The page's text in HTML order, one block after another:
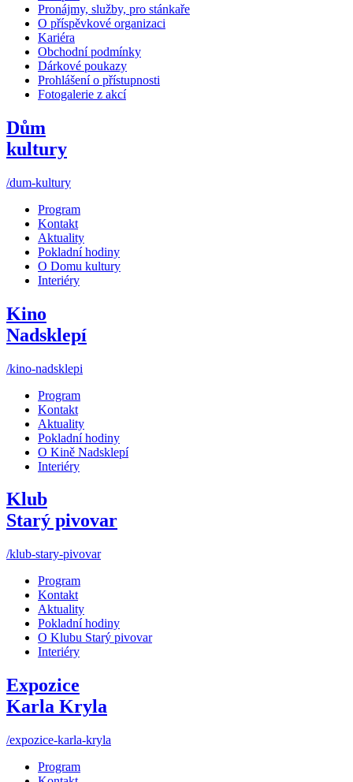
Pronájmy, služby, pro stánkaře
O příspěvkové organizaci
Kariéra
Obchodní podmínky
Dárkové poukazy
Prohlášení o přístupnosti
Fotogalerie z akcí
Dům
kultury
/dum-kultury
Program
Kontakt
Aktuality
Pokladní hodiny
O Domu kultury
Interiéry
Kino
Nadsklepí
/kino-nadsklepi
Program
Kontakt
Aktuality
Pokladní hodiny
O Kině Nadsklepí
Interiéry
Klub
Starý pivovar
/klub-stary-pivovar
Program
Kontakt
Aktuality
Pokladní hodiny
O Klubu Starý pivovar
Interiéry
Expozice
Karla Kryla
/expozice-karla-kryla
Program